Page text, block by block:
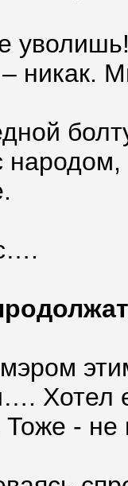
никак.
Хотел
Тоже -